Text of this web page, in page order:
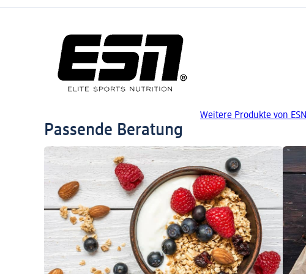
Weitere Produkte von ESN
Passende Beratung